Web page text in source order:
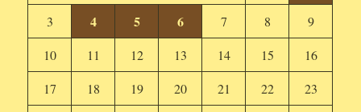
3 4 5 6 7 8
9
10
11 12 13 14 15
16
17
18 19 20 21 22
23